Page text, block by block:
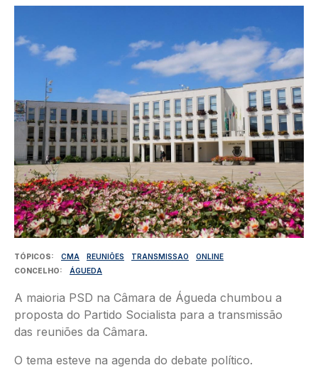
TÓPICOS CMA REUNIÕES TRANSMISSAO
ONLINE
CONCELHO
ÁGUEDA
A maioria PSD na Câmara de Águeda chumbou a
proposta do Partido Socialista para a transmissão
das reuniões da Câmara.
O tema esteve na agenda do debate político.